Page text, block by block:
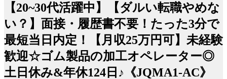
【20~30代活躍中】【ダルい転職やめな
い？】面接・履歴書不要！たった3分で
最短当日内定！【月収25万円可】未経験
歓迎☆ゴム製品の加工オペレーター◎
土日休み&年休124日♪《JQMA1-AC》